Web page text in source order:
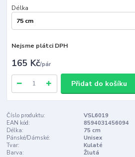
Délka
Nejsme plátci DPH
165 Kč/pár
Přidat do košíku
Číslo produktu:
VSL6019
EAN kód:
8594031456094
Délka:
75 cm
Pánské/Dámské:
Unisex
Tvar:
Kulaté
Barva:
Žlutá